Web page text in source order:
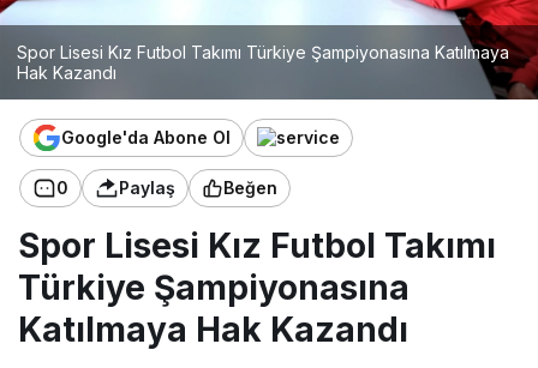
Spor Lisesi Kız Futbol Takımı Türkiye Şampiyonasına Katılmaya
Hak Kazandı
Google'da Abone Ol
0 Paylaş Beğen
Spor Lisesi Kız Futbol Takımı
Türkiye Şampiyonasına
Katılmaya Hak Kazandı